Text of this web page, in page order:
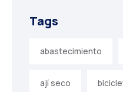
Tags
abastecimiento
ají seco